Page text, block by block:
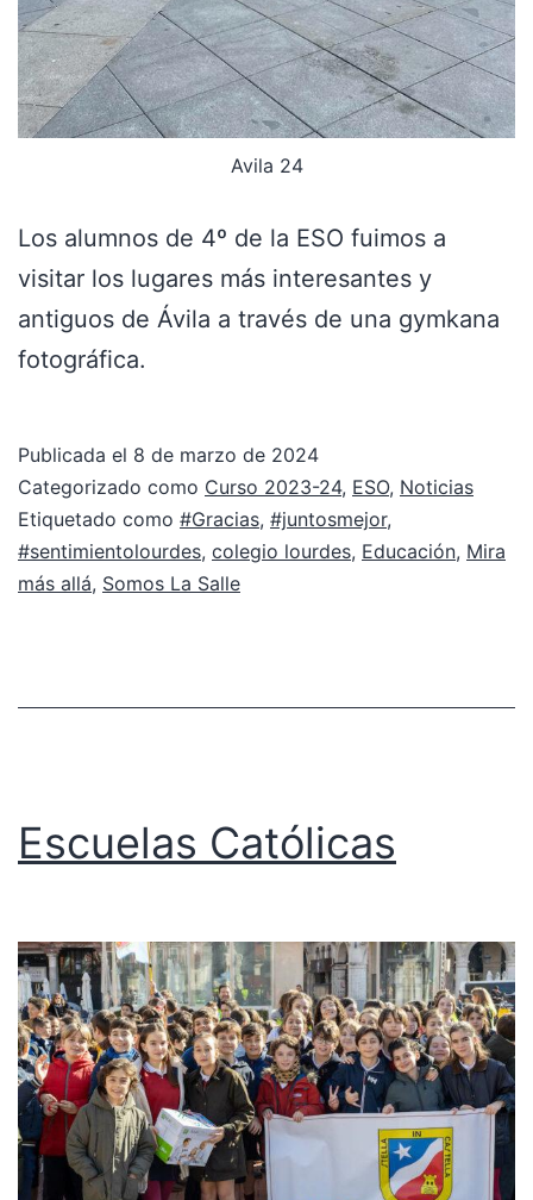
Avila 24
Los alumnos de 4º de la ESO fuimos a
visitar los lugares más interesantes y
antiguos de Ávila a través de una gymkana
fotográfica.
Publicada el 8 de marzo de 2024
Categorizado como Curso 2023-24, ESO, Noticias
Etiquetado como #Gracias, #juntosmejor,
#sentimientolourdes, colegio lourdes, Educación, Mira
más allá, Somos La Salle
Escuelas Católicas